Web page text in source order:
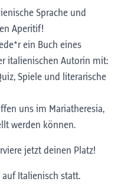
Sprache und
Aperitif!
ein Buch eines
italienischen Autorin mit:
Spiele und literarische
uns im Mariatheresia,
werden können.
jetzt deinen Platz!
Italienisch statt.